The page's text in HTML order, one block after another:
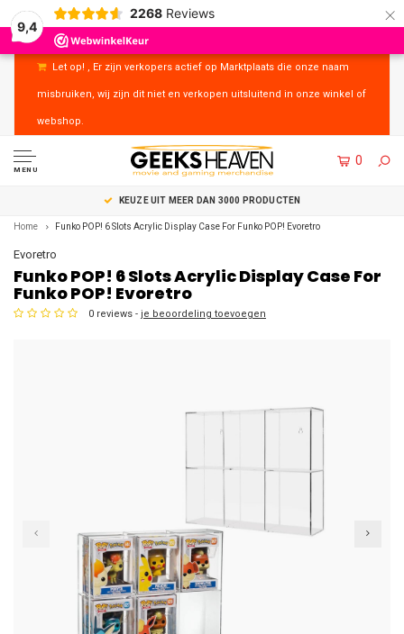
9,4
2268 Reviews ×
Let op! , Er zijn verkopers actief op Marktplaats die onze naam
misbruiken, wij zijn dit niet en verkopen uitsluitend in onze winkel of
webshop.
MENU
0
UITSTEKENDE KLANTENSERVICE
Home Funko POP! 6 Slots Acrylic Display Case For Funko POP! Evoretro
Evoretro
Funko POP! 6 Slots Acrylic Display Case For
Funko POP! Evoretro
0 reviews - je beoordeling toevoegen